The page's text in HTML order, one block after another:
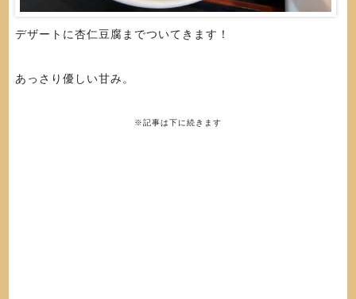
デザートに杏仁豆腐までついてきます！
あっさり優しい甘み。
※記事は下に続きます